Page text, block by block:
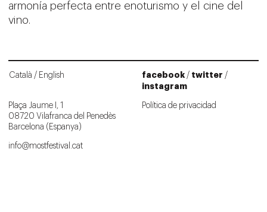
armonía perfecta entre enoturismo y el cine del
vino.
Català English facebook / twitter /
instagram
Plaça Jaume I, 1
08720 Vilafranca del Penedès
Barcelona (Espanya)
info@mostfestival.cat
Política de privacidad